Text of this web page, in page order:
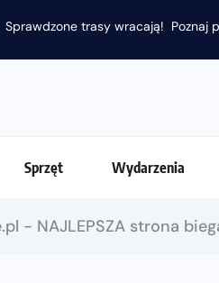
Sprawdzone trasy wracają! Poznaj
Sprzęt Wydarzenia
- NAJLEPSZA strona